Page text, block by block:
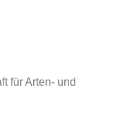
für Arten- und